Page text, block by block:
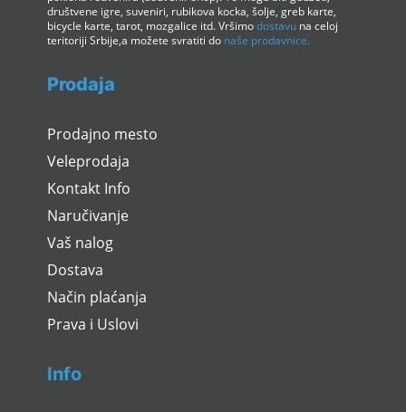
društvene igre, suveniri, rubikova kocka, šolje, greb karte,
bicycle karte, tarot, mozgalice itd. Vršimodostavu na celoj
teritoriji Srbije,a možete svratiti do naše prodavnice.
Prodaja
Prodajno mesto
Veleprodaja
Kontakt Info
Naručivanje
Vaš nalog
Dostava
Način plaćanja
Prava i Uslovi
Info